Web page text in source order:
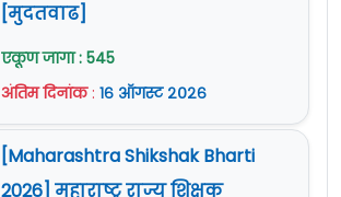
[मुदतवाढ]
एकूण जागा : 545
अंतिम दिनांक: १६ ऑगस्ट २०२६
[Maharashtra Shikshak Bharti
2026] महाराष्ट्र राज्य शिक्षक